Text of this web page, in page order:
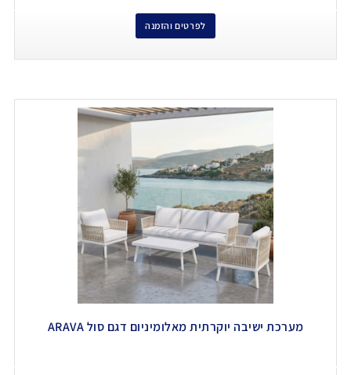
לפרטים והזמנה
מערכת ישיבה יוקרתית מאלומיניום דגם סול ARAVA